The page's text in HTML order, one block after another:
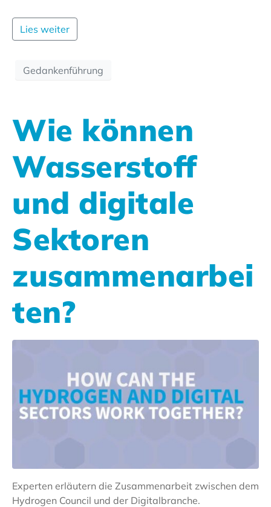
Lies weiter
Gedankenführung
Wie können
Wasserstoff
und digitale
Sektoren
zusammenarbei
ten?
Experten erläutern die Zusammenarbeit zwischen dem
Hydrogen Council und der Digitalbranche.